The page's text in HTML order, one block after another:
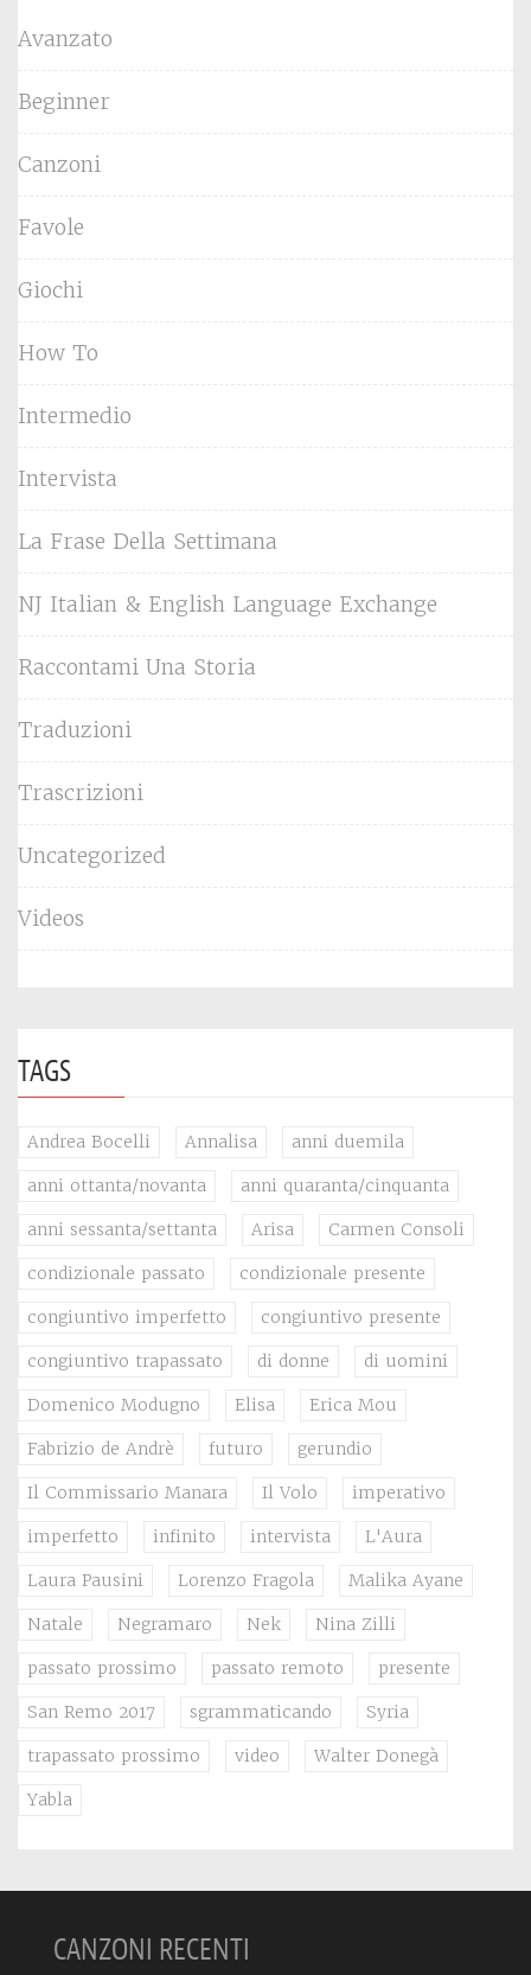
Avanzato
Beginner
Canzoni
Favole
Giochi
How To
Intermedio
Intervista
La Frase Della Settimana
NJ Italian & English Language Exchange
Raccontami Una Storia
Traduzioni
Trascrizioni
Uncategorized
Videos
TAGS
Andrea Bocelli Annalisa anni duemila
anni ottanta/novanta anni quaranta/cinquanta
anni sessanta/settanta Arisa Carmen Consoli
condizionale passato condizionale presente
congiuntivo imperfetto congiuntivo presente
congiuntivo trapassato di donne di uomini
Domenico Modugno Elisa Erica Mou
Fabrizio de Andrè futuro gerundio
Il Commissario Manara Il Volo imperativo
imperfetto infinito intervista L'Aura
Laura Pausini Lorenzo Fragola Malika Ayane
Natale Negramaro Nek Nina Zilli
passato prossimo passato remoto presente
San Remo 2017 sgrammaticando Syria
trapassato prossimo video Walter Donegà
Yabla
CANZONI RECENTI